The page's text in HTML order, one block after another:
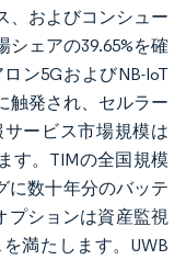
、およびコンシュー
シェアの39.65%を確
ン5GおよびNB-IoT
触発され、セルラー
ービス市場規模は
す。TIMの全国規模
に数十年分のバッテ
プションは資産監視
満たします。UWB